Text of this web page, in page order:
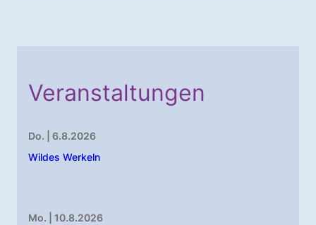
Veranstaltungen
Do. | 6.8.2026
Wildes Werkeln
Mo. | 10.8.2026